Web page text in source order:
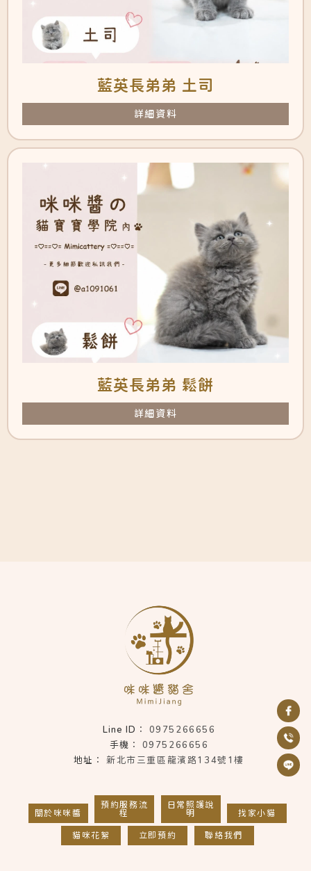
藍英長弟弟 土司
詳細資料
藍英長弟弟 鬆餅
詳細資料
0975266656
0975266656
新北市三重區龍濱路134號1樓
關於咪咪醬
預約服務流
程
日常照護說
明
找家小貓
貓咪花絮 立即預約 聯絡我們